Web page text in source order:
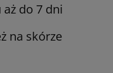
do 7 dni
na skórze